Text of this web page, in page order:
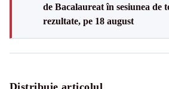
de Bacalaureat în sesiunea de
rezultate, pe 18 august
Distribuie articolul